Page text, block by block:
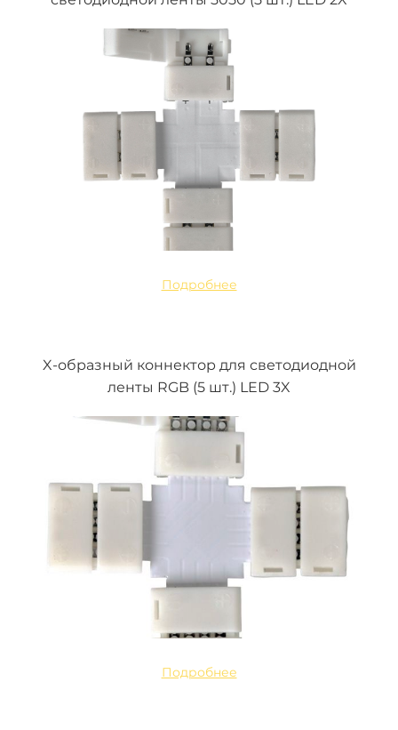
Подробнее
X-образный коннектор для светодиодной
ленты RGB (5 шт.) LED 3X
Подробнее